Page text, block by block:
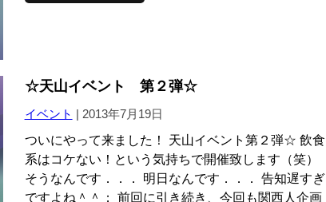
☆天山イベント 第２弾☆
イベント | 2013年7月19日
ついにやって来ました！ 天山イベント第２弾☆ 飲食
系はコケない！という気持ちで開催致します（笑）
そうなんです．．． 明日なんです．．． 告知遅すぎ
ですよね＾＾； 前回に引き続き、今回も関西人企画